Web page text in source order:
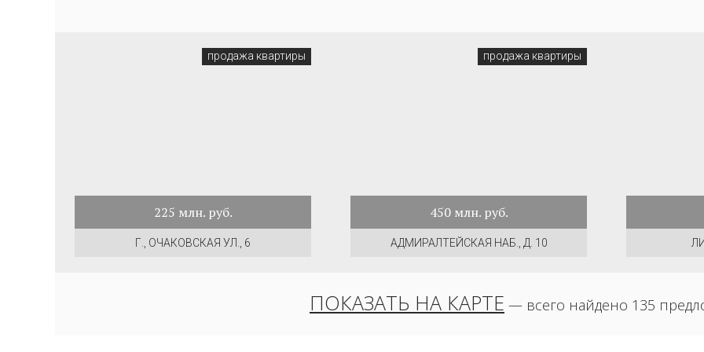
продажа квартиры
225 млн. руб.
Г., ОЧАКОВСКАЯ УЛ., 6
продажа квартиры
450млн. руб.
АДМИРАЛТЕЙСКАЯ НАБ., Д. 10
ПОКАЗАТЬ НА КАРТЕ — всего найдено 135